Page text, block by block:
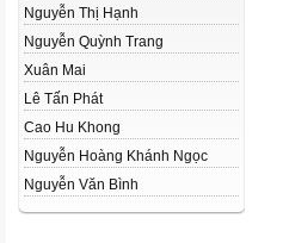
Nguyễn Thị Hạnh
Nguyễn Quỳnh Trang
Xuân Mai
Lê Tấn Phát
Cao Hu Khong
Nguyễn Hoàng Khánh Ngọc
Nguyễn Văn Bình